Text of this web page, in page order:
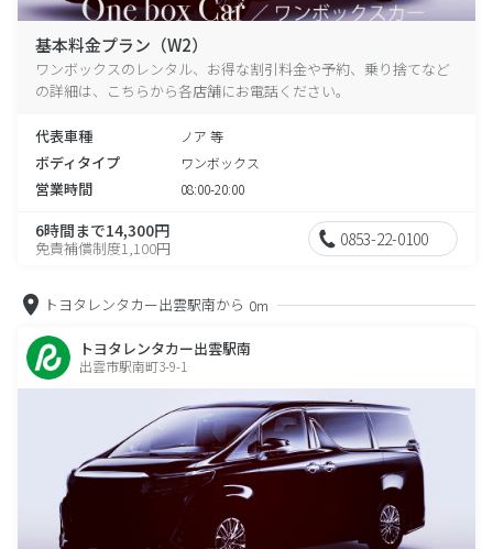
基本料金プラン（W2）
ワンボックスのレンタル、お得な割引料金や予約、乗り捨てなど
の詳細は、こちらから各店舗にお電話ください。
代表車種 ノア 等
ボディタイプ ワンボックス
営業時間 08:00-20:00
6時間まで14,300円
免責補償制度1,100円 0853-22-0100
トヨタレンタカー出雲駅南から 0m
トヨタレンタカー出雲駅南
出雲市駅南町3-9-1